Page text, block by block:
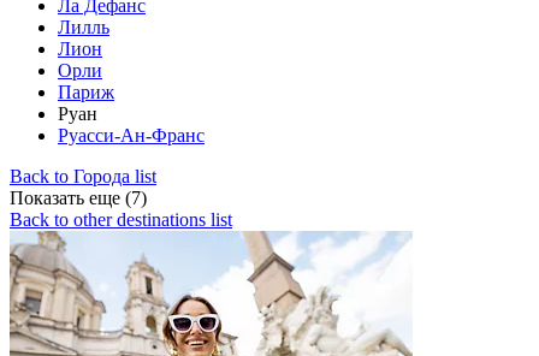
Ла Дефанс
Лилль
Лион
Орли
Париж
Руан
Руасси-Ан-Франс
Back to Города list
Показать еще (7)
Back to other destinations list